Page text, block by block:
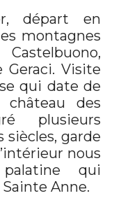
départ en
montagnes
Visite
qui date de
des
plusieurs
siècles, garde
nous
qui
Anne.